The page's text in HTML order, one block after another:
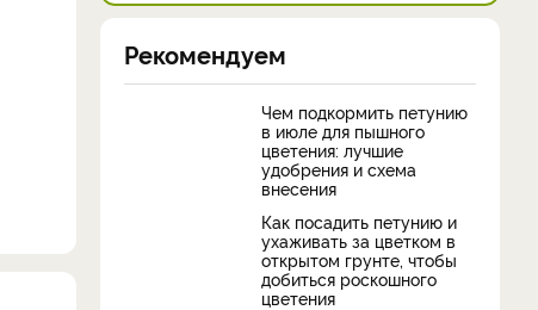
Рекомендуем
Чем подкормить петунию
в июле для пышного
цветения: лучшие
удобрения и схема
внесения
Как посадить петунию и
ухаживать за цветком в
открытом грунте, чтобы
добиться роскошного
цветения